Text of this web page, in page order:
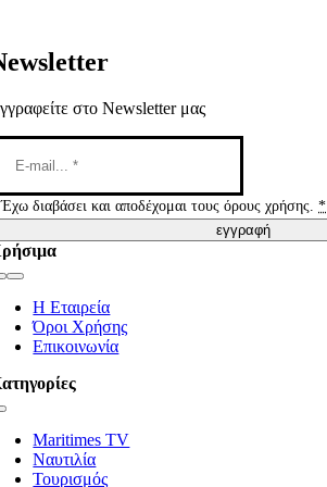
στο Newsletter μας
Έχω διαβάσει και αποδέχομαι τους όρους χρήσης.*
εγγραφή
Η Εταιρεία
Όροι Χρήσης
Επικοινωνία
Maritimes TV
Ναυτιλία
Τουρισμός